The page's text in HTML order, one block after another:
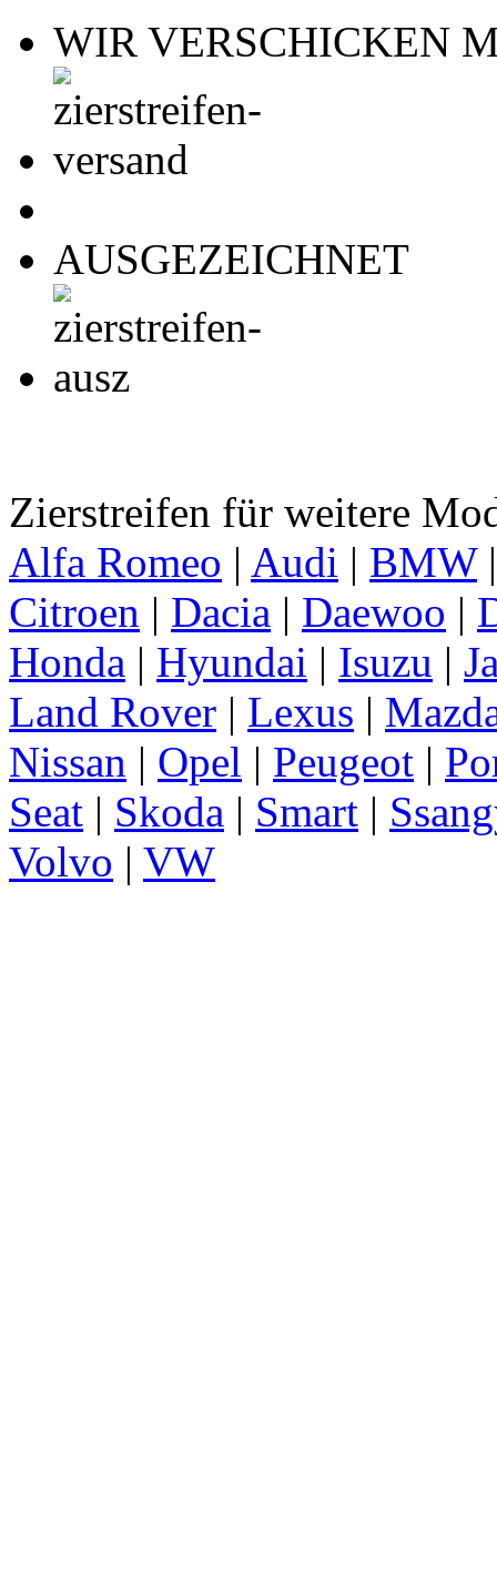
WIR VERSCHICKEN
AUSGEZEICHNET
Zierstreifen für weitere
Alfa Romeo | Audi | BMW
Citroen | Dacia | Daewoo |
Honda | Hyundai | Isuzu |
Land Rover | Lexus |
Nissan | Opel | Peugeot |
Seat | Skoda | Smart |
Volvo | VW